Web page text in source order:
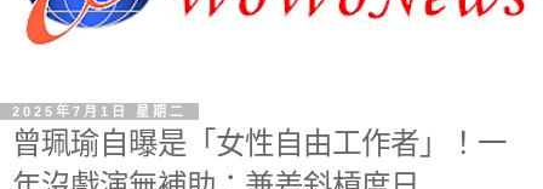
2025年7月1日 星期二
曾珮瑜自曝是「女性自由工作者」！一